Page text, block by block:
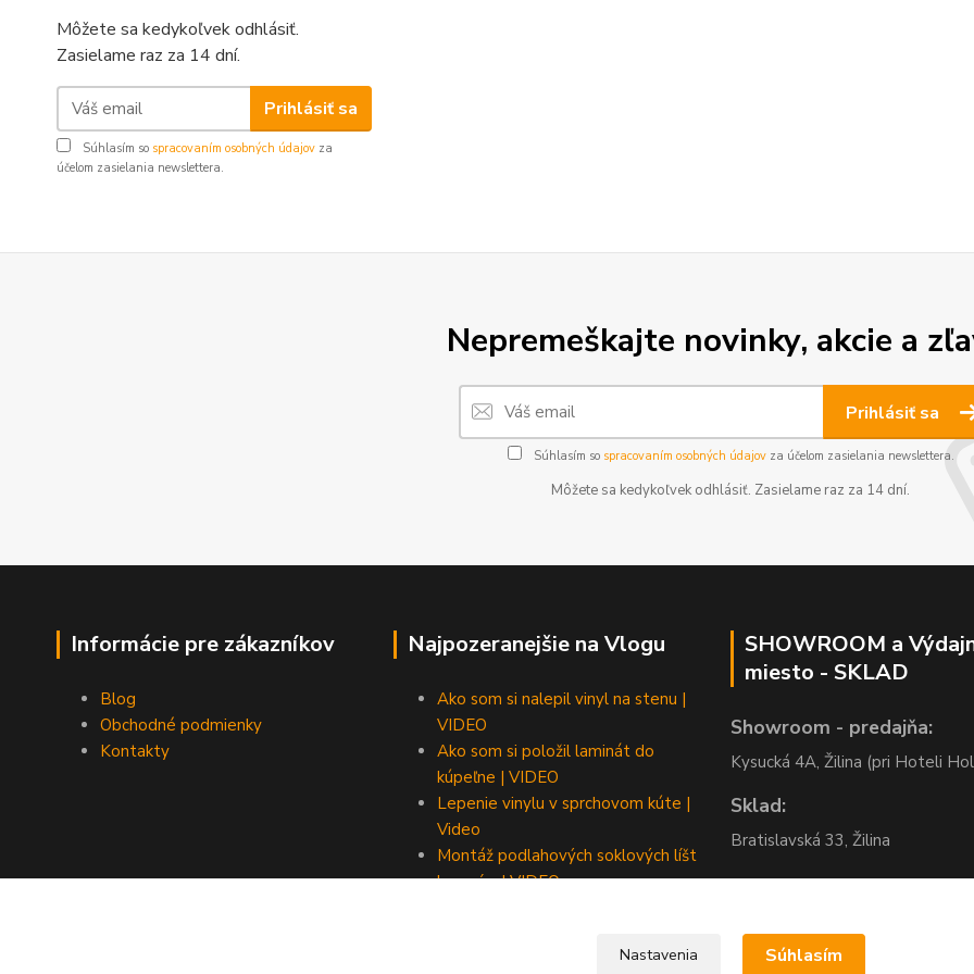
Môžete sa kedykoľvek odhlásiť.
Zasielame raz za 14 dní.
Prihlásiť sa
Súhlasím so spracovaním osobných údajov za
účelom zasielania newslettera.
Nepremeškajte novinky, akcie a
Prihlásiť sa
Súhlasím so spracovaním osobných údajovza účelom zasielania newslettera.
Môžete sa kedykoľvek odhlásiť. Zasielame raz za 14 dní.
Informácie pre zákazníkov
Blog
Obchodné podmienky
Kontakty
Najpozeranejšie na Vlogu
Ako som si nalepil vinyl na stenu |
VIDEO
Ako som si položil laminát do
kúpeľne | VIDEO
Lepenie vinylu v sprchovom kúte |
Video
Montáž podlahových soklových líšt
lepením | VIDEO
SHOWROOM a
miesto - SKLAD
Showroom - predajňa:
Kysucká 4A, Žilina (pri Hoteli
Sklad:
Bratislavská 33, Žilina
Nastavenia Súhlasím